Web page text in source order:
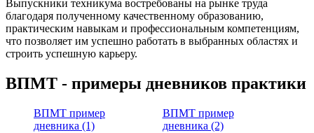
Выпускники техникума востребованы на рынке труда
благодаря полученному качественному образованию,
практическим навыкам и профессиональным компетенциям,
что позволяет им успешно работать в выбранных областях и
строить успешную карьеру.
ВПМТ - примеры дневников практики
ВПМТ пример
дневника (1)
ВПМТ пример
дневника (2)